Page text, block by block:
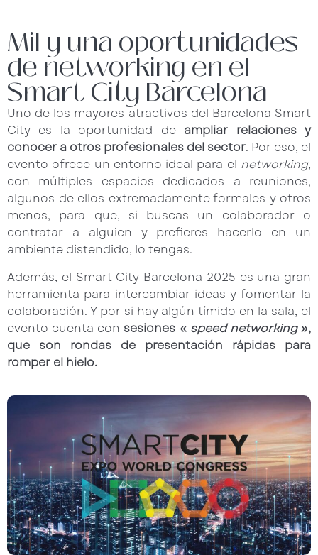
Mil y una oportunidades
de networking en el
Smart City Barcelona
Uno de los mayores atractivos del Barcelona Smart
City es la oportunidad de ampliar relaciones y
conocer a otros profesionales del sector. Por eso, el
evento ofrece un entorno ideal para el networking,
con múltiples espacios dedicados a reuniones,
algunos de ellos extremadamente formales y otros
menos, para que, si buscas un colaborador o
contratar a alguien y prefieres hacerlo en un
ambiente distendido, lo tengas.
Además, el Smart City Barcelona 2025 es una gran
herramienta para intercambiar ideas y fomentar la
colaboración. Y por si hay algún tímido en la sala, el
evento cuenta con sesiones « speed networking»,
que son rondas de presentación rápidas para
romper el hielo.